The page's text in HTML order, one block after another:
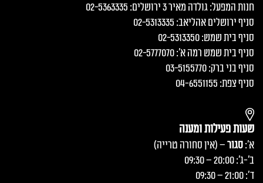
חנות המפעל: גולדה מאיר 3 ירושלים: 02-5363335
סניף ירושלים אהליאב: 02-5313335
סניף בית שמש: 02-5313350
סניף בית שמש רמה א׳: 02-5777070
סניף בני ברק: 03-5155770
סניף צפת: 04-6551155
שעות פעילות ומענה
א':סגור– (אין סחורה טרייה)
ב'-ג': 20:00 – 09:30
ד': 21:00 – 09:30